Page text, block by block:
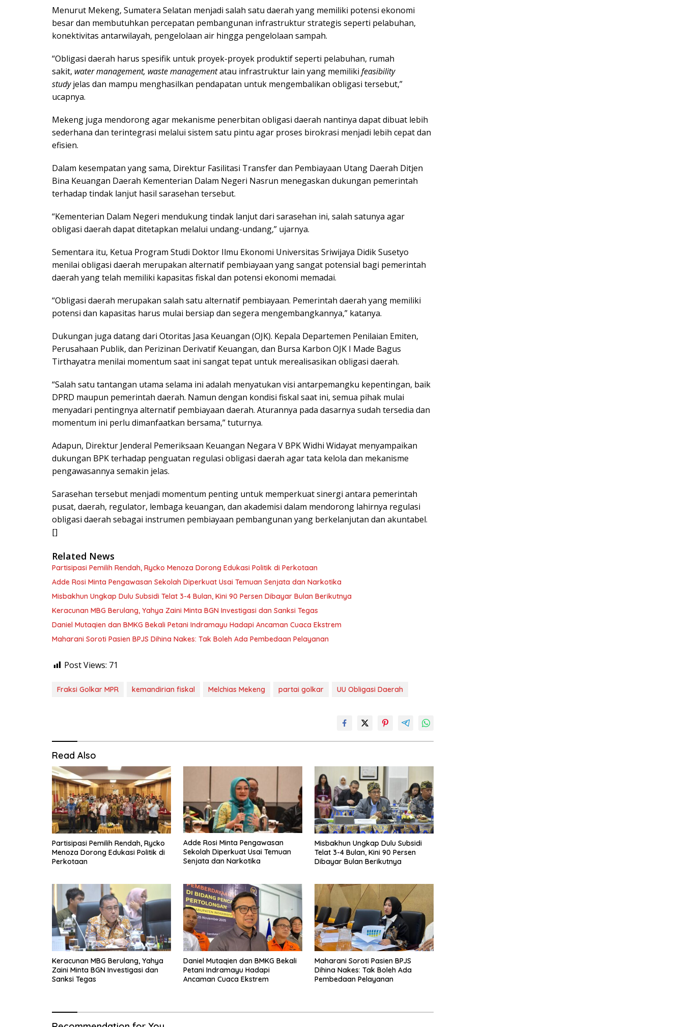
Menurut Mekeng, Sumatera Selatan menjadi salah satu daerah yang memiliki potensi ekonomi
besar dan membutuhkan percepatan pembangunan infrastruktur strategis seperti pelabuhan,
konektivitas antarwilayah, pengelolaan air hingga pengelolaan sampah.
“Obligasi daerah harus spesifik untuk proyek-proyek produktif seperti pelabuhan, rumah
sakit, water management, waste managementatau infrastruktur lain yang memiliki feasibility
studyjelas dan mampu menghasilkan pendapatan untuk mengembalikan obligasi tersebut,”
ucapnya.
Mekeng juga mendorong agar mekanisme penerbitan obligasi daerah nantinya dapat dibuat lebih
sederhana dan terintegrasi melalui sistem satu pintu agar proses birokrasi menjadi lebih cepat dan
efisien.
Dalam kesempatan yang sama, Direktur Fasilitasi Transfer dan Pembiayaan Utang Daerah Ditjen
Bina Keuangan Daerah Kementerian Dalam Negeri Nasrun menegaskan dukungan pemerintah
terhadap tindak lanjut hasil sarasehan tersebut.
“Kementerian Dalam Negeri mendukung tindak lanjut dari sarasehan ini, salah satunya agar
obligasi daerah dapat ditetapkan melalui undang-undang,” ujarnya.
Sementara itu, Ketua Program Studi Doktor Ilmu Ekonomi Universitas Sriwijaya Didik Susetyo
menilai obligasi daerah merupakan alternatif pembiayaan yang sangat potensial bagi pemerintah
daerah yang telah memiliki kapasitas fiskal dan potensi ekonomi memadai.
“Obligasi daerah merupakan salah satu alternatif pembiayaan. Pemerintah daerah yang memiliki
potensi dan kapasitas harus mulai bersiap dan segera mengembangkannya,” katanya.
Dukungan juga datang dari Otoritas Jasa Keuangan (OJK). Kepala Departemen Penilaian Emiten,
Perusahaan Publik, dan Perizinan Derivatif Keuangan, dan Bursa Karbon OJK I Made Bagus
Tirthayatra menilai momentum saat ini sangat tepat untuk merealisasikan obligasi daerah.
“Salah satu tantangan utama selama ini adalah menyatukan visi antarpemangku kepentingan, baik
DPRD maupun pemerintah daerah. Namun dengan kondisi fiskal saat ini, semua pihak mulai
menyadari pentingnya alternatif pembiayaan daerah. Aturannya pada dasarnya sudah tersedia dan
momentum ini perlu dimanfaatkan bersama,” tuturnya.
Adapun, Direktur Jenderal Pemeriksaan Keuangan Negara V BPK Widhi Widayat menyampaikan
dukungan BPK terhadap penguatan regulasi obligasi daerah agar tata kelola dan mekanisme
pengawasannya semakin jelas.
Sarasehan tersebut menjadi momentum penting untuk memperkuat sinergi antara pemerintah
pusat, daerah, regulator, lembaga keuangan, dan akademisi dalam mendorong lahirnya regulasi
obligasi daerah sebagai instrumen pembiayaan pembangunan yang berkelanjutan dan akuntabel.
[]
Related News
Partisipasi Pemilih Rendah, Rycko Menoza Dorong Edukasi Politik di Perkotaan
Adde Rosi Minta Pengawasan Sekolah Diperkuat Usai Temuan Senjata dan Narkotika
Misbakhun Ungkap Dulu Subsidi Telat 3-4 Bulan, Kini 90 Persen Dibayar Bulan Berikutnya
Keracunan MBG Berulang, Yahya Zaini Minta BGN Investigasi dan Sanksi Tegas
Daniel Mutaqien dan BMKG Bekali Petani Indramayu Hadapi Ancaman Cuaca Ekstrem
Maharani Soroti Pasien BPJS Dihina Nakes: Tak Boleh Ada Pembedaan Pelayanan
Post Views: 71
Fraksi Golkar MPR kemandirian fiskal Melchias Mekeng partai golkar UU Obligasi Daerah
Read Also
Partisipasi Pemilih Rendah, Rycko
Menoza Dorong Edukasi Politik di
Perkotaan
Adde Rosi Minta Pengawasan
Sekolah Diperkuat Usai Temuan
Senjata dan Narkotika
Misbakhun Ungkap Dulu Subsidi
Telat 3-4 Bulan, Kini 90 Persen
Dibayar Bulan Berikutnya
Keracunan MBG Berulang, Yahya
Zaini Minta BGN Investigasi dan
Sanksi Tegas
Daniel Mutaqien dan BMKG Bekali
Petani Indramayu Hadapi
Ancaman Cuaca Ekstrem
Maharani Soroti Pasien BPJS
Dihina Nakes: Tak Boleh Ada
Pembedaan Pelayanan